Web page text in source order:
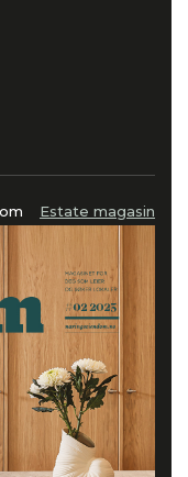
Estate magasin